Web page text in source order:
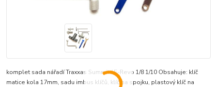
komplet sada nářadí Traxxas Summit / E-Revo 1/8 1/10 Obsahuje: klíč
matice kola 17mm, sadu imbus klíčů, klíč na spojku, plastový klíč na